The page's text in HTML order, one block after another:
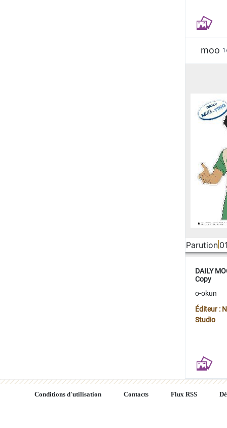
moo
Parution
DAILY
Copy
o-okun
Éditeur :
Studio
Conditions d'utilisation Contacts Flux RSS